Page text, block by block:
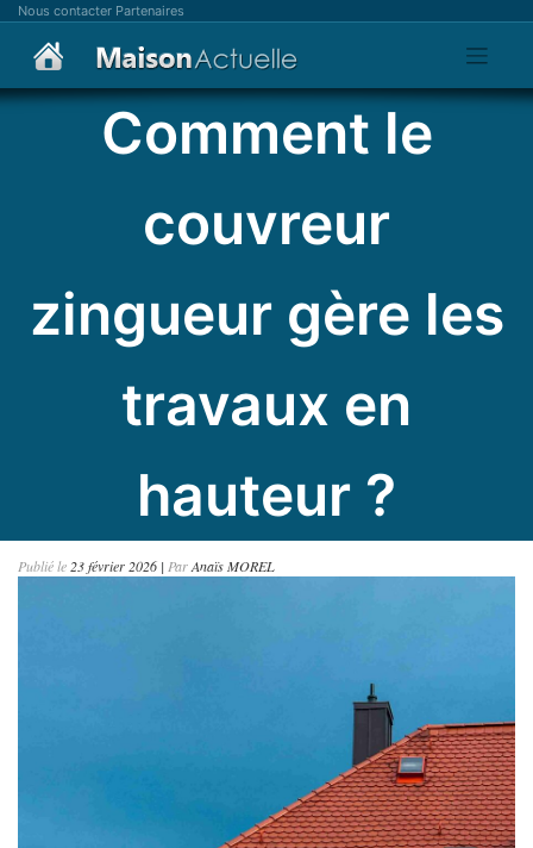
Skip
content
Nous contacter Partenaires
Comment le
couvreur
zingueur gère les
travaux en
hauteur ?
Publié le 23 février 2026 | ParAnaïs MOREL